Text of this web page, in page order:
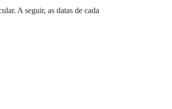
A seguir, as datas de cada